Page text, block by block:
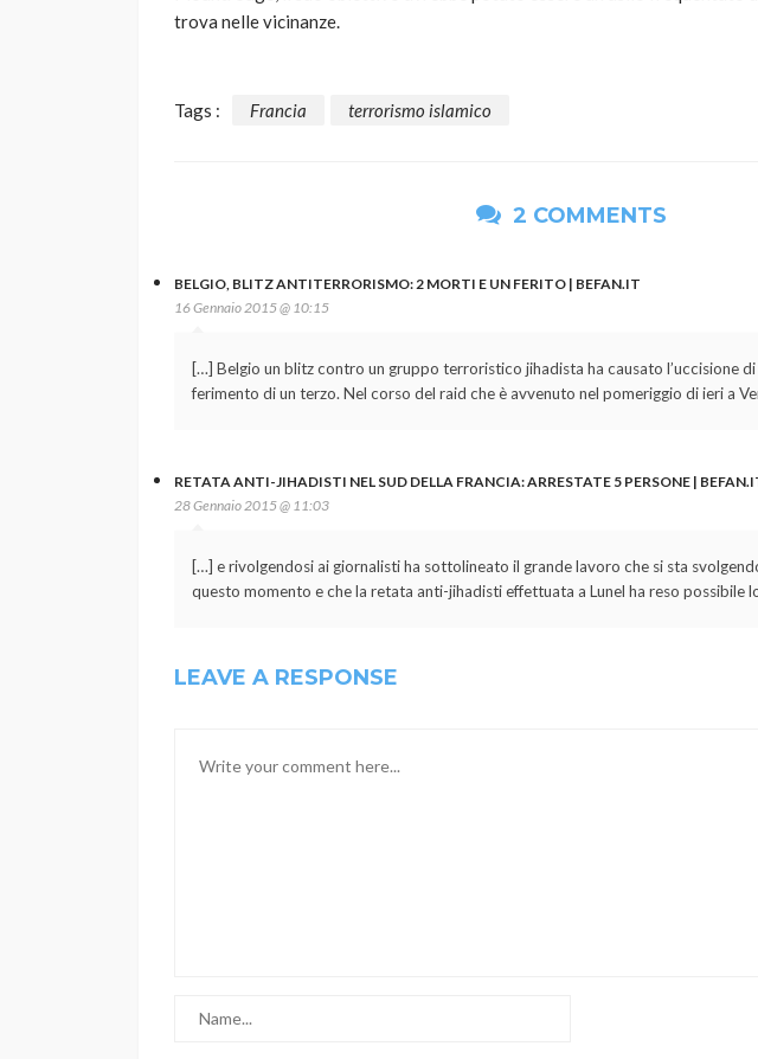
trova nelle vicinanze.
Tags : Francia terrorismo islamico
2 COMMENTS
BELGIO, BLITZ ANTITERRORISMO: 2 MORTI E UN FERITO | BEFAN.IT
16 Gennaio 2015 @ 10:15
[…] Belgio un blitz contro un gruppo terroristico jihadista ha causato l’uccisione
ferimento di un terzo. Nel corso del raid che è avvenuto nel pomeriggio di ieri a
RETATA ANTI-JIHADISTI NEL SUD DELLA FRANCIA: ARRESTATE 5 PERSONE |
28 Gennaio 2015 @ 11:03
[…] e rivolgendosi ai giornalisti ha sottolineato il grande lavoro che si sta
questo momento e che la retata anti-jihadisti effettuata a Lunel ha reso possibile
LEAVE A RESPONSE